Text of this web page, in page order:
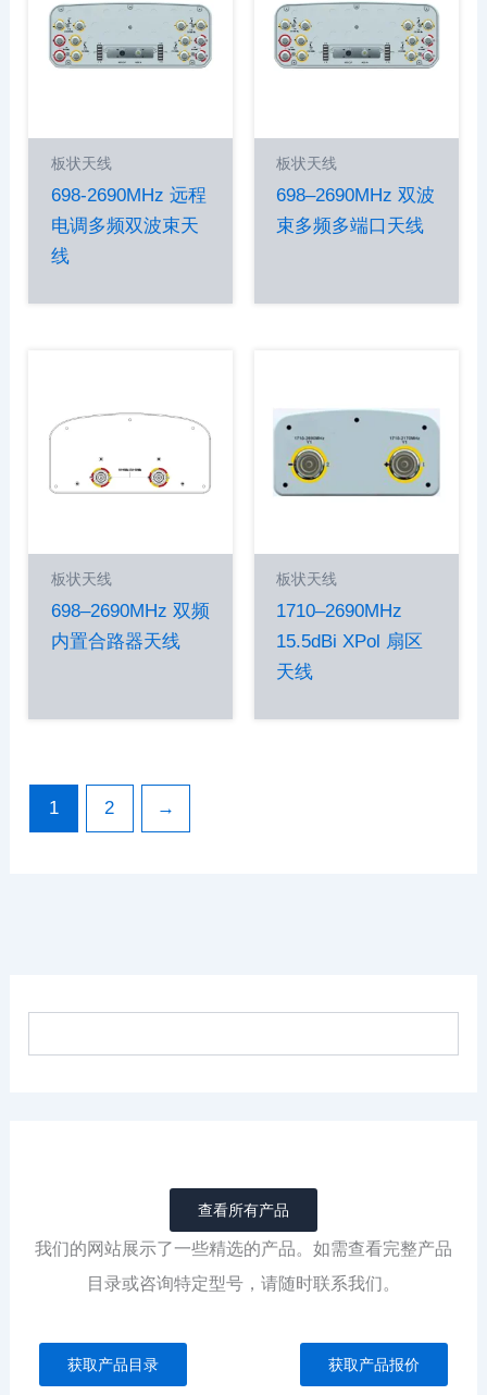
查看所有产品
我们的网站展示了一些精选的产品。如需查看完整产品
目录或咨询特定型号，请随时联系我们。
获取产品目录 获取产品报价
板状天线
698-2690MHz 远程
电调多频双波束天
线
板状天线
698–2690MHz 双波
束多频多端口天线
板状天线
698–2690MHz 双频
内置合路器天线
板状天线
1710–2690MHz
15.5dBi XPol 扇区
天线
1 2 →